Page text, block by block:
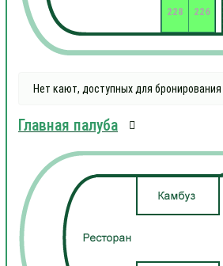
226
228
Нет кают, доступных для бронирования
Главная палуба